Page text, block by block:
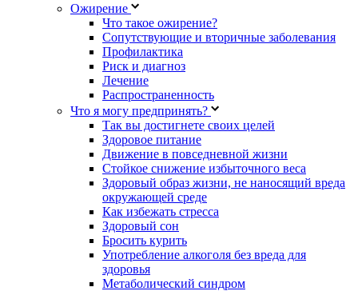
Ожирение
Что такое ожирение?
Сопутствующие и вторичные заболевания
Профилактика
Риск и диагноз
Лечение
Распространенность
Что я могу предпринять?
Так вы достигнете своих целей
Здоровое питание
Движение в повседневной жизни
Стойкое снижение избыточного веса
Здоровый образ жизни, не наносящий вреда
окружающей среде
Как избежать стресса
Здоровый сон
Бросить курить
Употребление алкоголя без вреда для
здоровья
Метаболический синдром